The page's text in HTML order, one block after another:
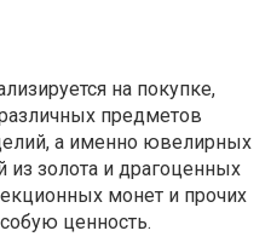
на покупке,
предметов
а именно ювелирных
из золота и драгоценных
монет и прочих
ценность.